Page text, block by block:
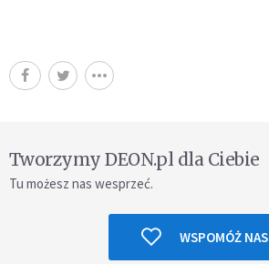
Tworzymy DEON.pl dla Ciebie
Tu możesz nas wesprzeć.
WSPOMÓŻ NAS